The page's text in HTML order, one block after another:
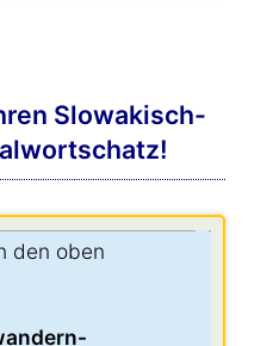
Slowakisch-
den oben